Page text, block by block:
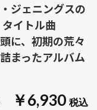
￥6,930
ジェニングスの
イトル曲
に、初期の荒々
まったアルバム